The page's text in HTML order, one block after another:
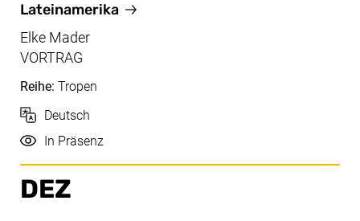
Lateinamerika
Elke Mader
VORTRAG
Reihe: Tropen
Sprache
Deutsch
Durchführung
In Präsenz
DEZ